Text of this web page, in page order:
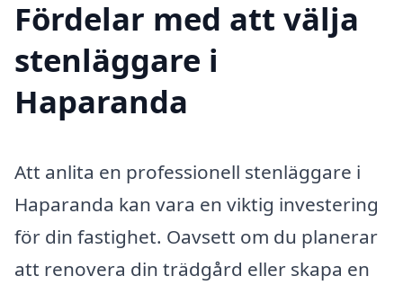
Fördelar med att välja
stenläggare i
Haparanda
Att anlita en professionell stenläggare i
Haparanda kan vara en viktig investering
för din fastighet. Oavsett om du planerar
att renovera din trädgård eller skapa en